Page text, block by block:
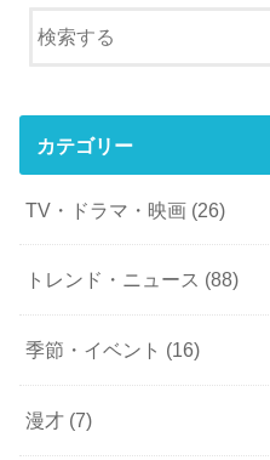
カテゴリー
TV・ドラマ・映画 (26)
トレンド・ニュース (88)
季節・イベント (16)
漫才 (7)